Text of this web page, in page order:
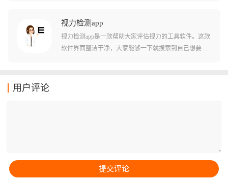
有趣的舞蹈运动玩法，在玩的同时还能锻炼身体非常不
错，用法简单好上手，新手有入门指南可以查看使用，
超多有趣的运动玩法可以轻松锻炼身体，软件不用看广
视力检测app
视力检测app是一款帮助大家评估视力的工具软件。这款
软件界面整洁干净，大家能够一下就搜索到自己想要看
用户评论